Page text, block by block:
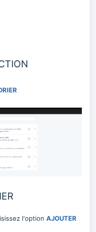
l'option AJOUTER